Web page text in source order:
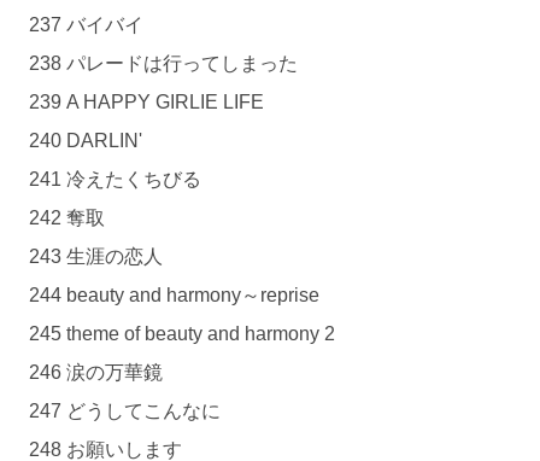
237 バイバイ
238 パレードは行ってしまった
239 A HAPPY GIRLIE LIFE
240 DARLIN'
241 冷えたくちびる
242 奪取
243 生涯の恋人
244 beauty and harmony～reprise
245 theme of beauty and harmony 2
246 涙の万華鏡
247 どうしてこんなに
248 お願いします